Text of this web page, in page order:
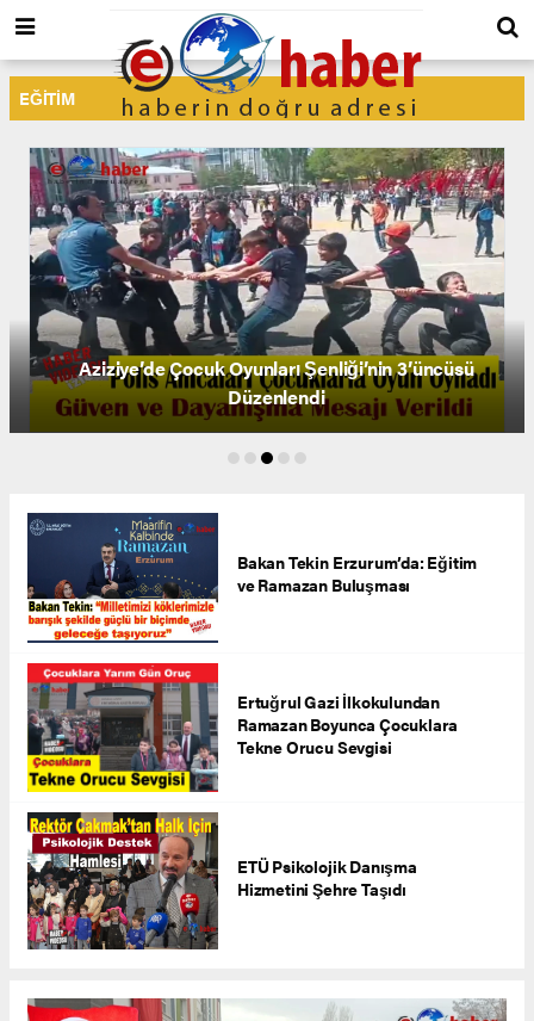
EĞİTİM
Aziziye’de Çocuk Oyunları Şenliği’nin 3’üncüsü
Düzenlendi
Bakan Tekin Erzurum’da: Eğitim
ve Ramazan Buluşması
Ertuğrul Gazi İlkokulundan
Ramazan Boyunca Çocuklara
Tekne Orucu Sevgisi
ETÜ Psikolojik Danışma
Hizmetini Şehre Taşıdı